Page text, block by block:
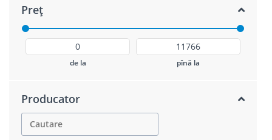
Preț
de la pînă la
Producator